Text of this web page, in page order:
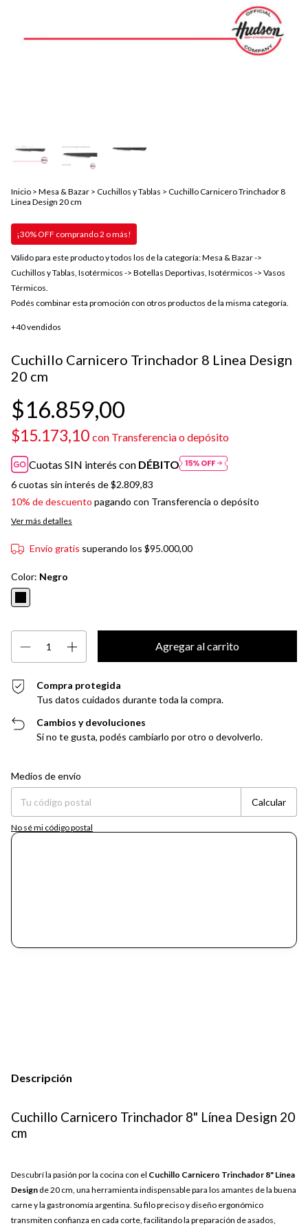
Inicio > Mesa & Bazar > Cuchillos y Tablas > Cuchillo Carnicero Trinchador 8
Linea Design 20 cm
¡30% OFF comprando 2 o más!
Válido para este producto y todos los de la categoría: Mesa & Bazar ->
Cuchillos y Tablas, Isotérmicos -> Botellas Deportivas, Isotérmicos -> Vasos
Térmicos.
Podés combinar esta promoción con otros productos de la misma categoría.
+40 vendidos
Cuchillo Carnicero Trinchador 8 Linea Design
20 cm
$16.859,00
$15.173,10 con Transferencia o depósito
Cuotas SIN interés con DÉBITO
6cuotas sin interés de$2.809,83
10% de descuento pagando con Transferencia o depósito
Ver más detalles
Envío gratis superando los $95.000,00
Color: Negro
Compra protegida
Tus datos cuidados durante toda la compra.
Cambios y devoluciones
Si no te gusta, podés cambiarlo por otro o devolverlo.
Entregas para el CP:
Medios de envío
Calcular
No sé mi código postal
Descripción
Cuchillo Carnicero Trinchador 8" Línea Design 20
cm
Descubrí la pasión por la cocina con el Cuchillo Carnicero Trinchador 8" Línea
Design de 20 cm, una herramienta indispensable para los amantes de la buena
carne y la gastronomía argentina. Su filo preciso y diseño ergonómico
transmiten confianza en cada corte, facilitando la preparación de asados,